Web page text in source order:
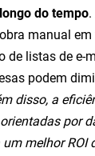
do tempo
manual
de listas de e-
podem
disso, a
por
melhor ROI